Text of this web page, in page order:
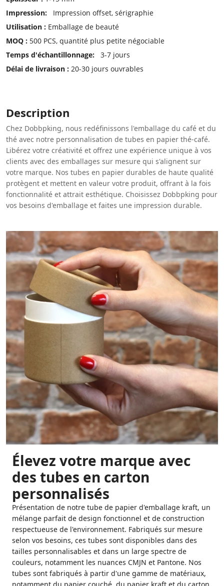
Impression:
Impression offset, sérigraphie
Utilisation : Emballage de beauté
MOQ : 500 PCS, quantité plus petite négociable
Temps d'échantillonnage:
3-7 jours
Délai de livraison : 20-30 jours ouvrables
Description
Chez Dobbpking, nous redéfinissons l'emballage du café et du
thé avec notre personnalisation de tubes en papier thé-café.
Libérez votre créativité et offrez une expérience unique à vos
clients avec des emballages sur mesure qui s'alignent sur
votre marque. Nos tubes en papier durables de haute qualité
protègent et mettent en valeur votre produit, offrant à la fois
fonctionnalité et attrait esthétique. Choisissez Dobbpking pour
vos besoins d'emballage et faites une impression durable.
Élevez votre marque avec
des tubes en carton
personnalisés
Présentation de notre tube de papier d'emballage kraft, un
mélange parfait de design fonctionnel et de construction
respectueuse de l'environnement. Fabriqués sur mesure
selon vos besoins, ces tubes sont disponibles dans des
tailles personnalisables et dans un large spectre de
couleurs, notamment les nuances CMJN et Pantone. Nos
tubes sont fabriqués à partir d'une gamme de matériaux,